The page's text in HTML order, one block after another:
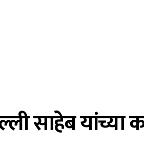
साहेब यांच्या